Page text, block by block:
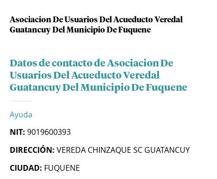
Asociacion De Usuarios Del Acueducto Veredal
Guatancuy Del Municipio De Fuquene
Datos de contacto de Asociacion De
Usuarios Del Acueducto Veredal
Guatancuy Del Municipio De Fuquene
Ayuda
NIT: 9019600393
DIRECCIÓN: VEREDA CHINZAQUE SC GUATANCUY
CIUDAD: FUQUENE